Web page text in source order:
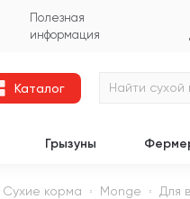
Полезная
информация
Каталог
Грызуны
Сухие корма Monge
Для